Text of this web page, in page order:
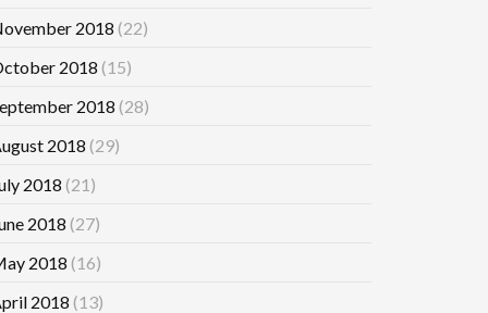
2018 (22)
2018 (15)
2018 (28)
2018 (29)
2018 (21)
2018 (27)
2018 (16)
2018 (13)